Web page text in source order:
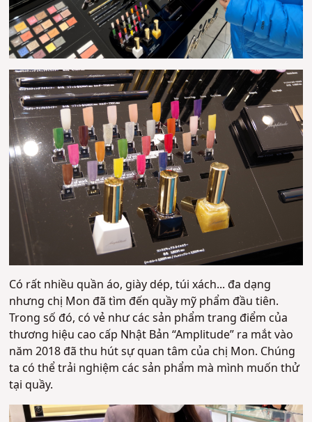
Có rất nhiều quần áo, giày dép, túi xách... đa dạng
nhưng chị Mon đã tìm đến quầy mỹ phẩm đầu tiên.
Trong số đó, có vẻ như các sản phẩm trang điểm của
thương hiệu cao cấp Nhật Bản “Amplitude” ra mắt vào
năm 2018 đã thu hút sự quan tâm của chị Mon. Chúng
ta có thể trải nghiệm các sản phẩm mà mình muốn thử
tại quầy.